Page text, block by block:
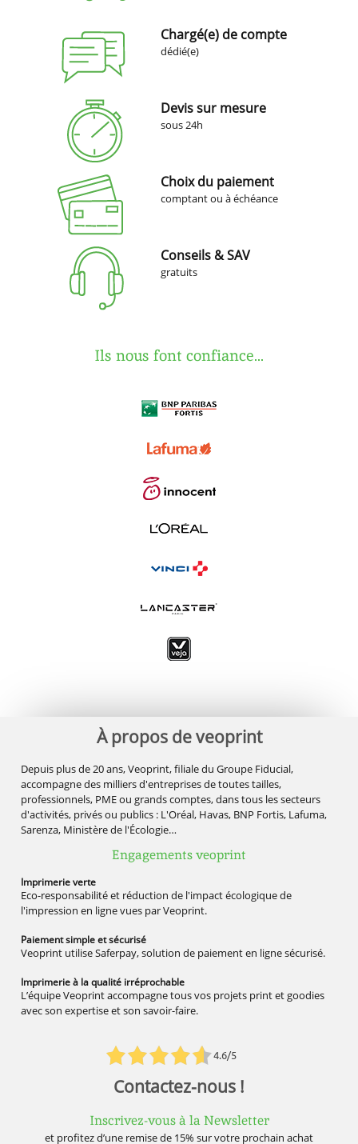
Chargé(e) de compte
dédié(e)
Devis sur mesure
sous 24h
Choix du paiement
comptant ou à échéance
Conseils & SAV
gratuits
Ils nous font confiance...
À propos de veoprint
Depuis plus de 20 ans, Veoprint, filiale du Groupe Fiducial,
accompagne des milliers d'entreprises de toutes tailles,
professionnels, PME ou grands comptes, dans tous les secteurs
d'activités, privés ou publics : L'Oréal, Havas, BNP Fortis, Lafuma,
Sarenza, Ministère de l'Écologie…
Engagements veoprint
4.6/5
Imprimerieverte
Eco-responsabilité et réduction de l'impact écologique de
l'impression en ligne vues par Veoprint.
Paiement simpleet sécurisé
Veoprint utilise Saferpay, solution de paiement en ligne sécurisé.
Imprimerie à la qualité irréprochable
L’équipe Veoprint accompagne tous vos projets print et goodies
avec son expertise et son savoir-faire.
Contactez-nous !
Inscrivez-vous à la Newsletter
et profitez d’une remise de 15% sur votre prochain achat